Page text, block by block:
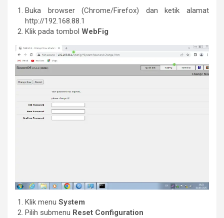
Buka browser (Chrome/Firefox) dan ketik alamat
http://192.168.88.1
Klik pada tombol WebFig
Klik menu System
Pilih submenu Reset Configuration